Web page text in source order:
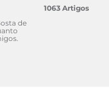
de
1063 Artigos